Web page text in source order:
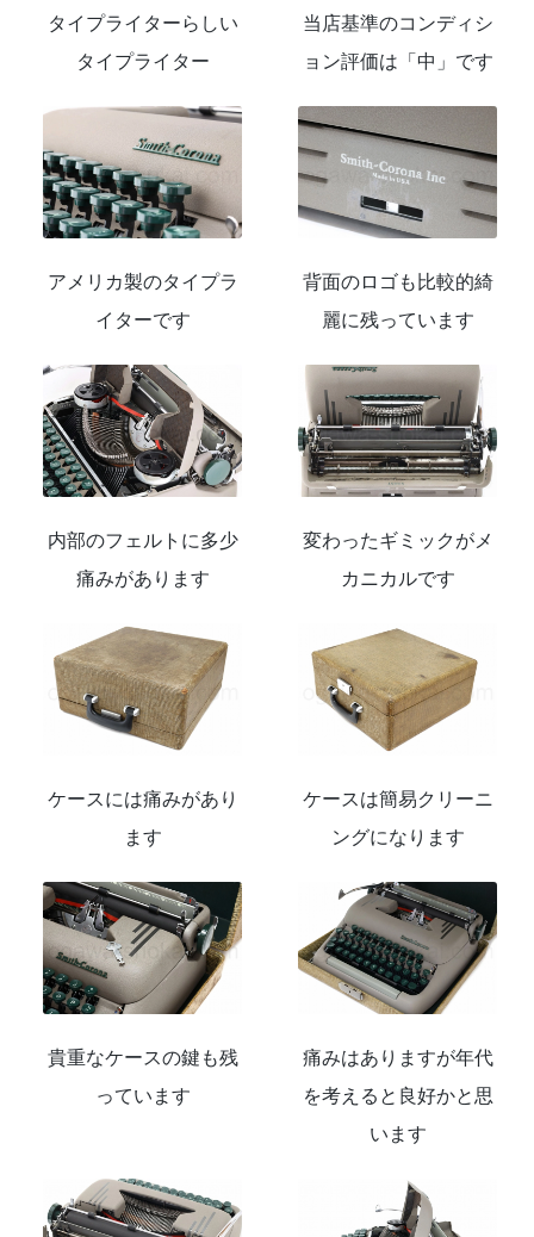
タイプライターらしい
タイプライター
当店基準のコンディシ
ョン評価は「中」です
アメリカ製のタイプラ
イターです
背面のロゴも比較的綺
麗に残っています
内部のフェルトに多少
痛みがあります
変わったギミックがメ
カニカルです
ケースには痛みがあり
ます
ケースは簡易クリーニ
ングになります
貴重なケースの鍵も残
っています
痛みはありますが年代
を考えると良好かと思
います